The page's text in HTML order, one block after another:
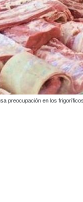
preocupación en los frigoríficos.